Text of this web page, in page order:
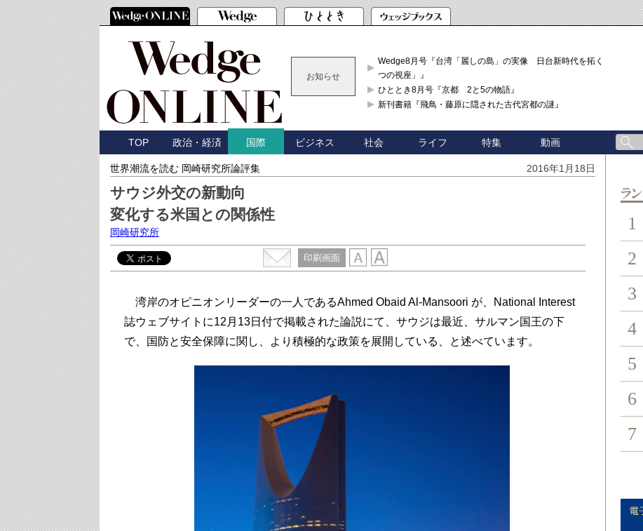
お知らせ
Wedge8月号『台湾「麗しの島」の実像 日台新時代を拓く「3
つの視座」』
ひととき8月号『京都 2と5の物語』
新刊書籍『飛鳥・藤原に隠された古代宮都の謎』
TOP 政治・経済 国際 ビジネス 社会 ライフ 特集 動画
世界潮流を読む 岡崎研究所論評集 2016年1月18日
サウジ外交の新動向
変化する米国との関係性
岡崎研究所
印刷画面
湾岸のオピニオンリーダーの一人であるAhmed Obaid Al-Mansoori が、National Interest
誌ウェブサイトに12月13日付で掲載された論説にて、サウジは最近、サルマン国王の下
で、国防と安全保障に関し、より積極的な政策を展開している、と述べています。
1
2
3
4
5
6
7